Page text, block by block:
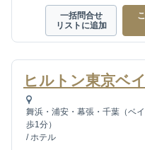
一括問合せ
リストに追加
ヒルトン東京ベイ
舞浜・浦安・幕張・千葉（ベ
歩1分）
/ ホテル